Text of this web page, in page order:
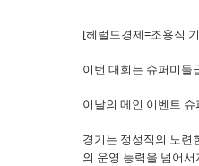
[헤럴드경제=조용직
이번 대회는 슈퍼미들
이날의 메인 이벤트
경기는 정성직의 노련
의 운영 능력을 넘어